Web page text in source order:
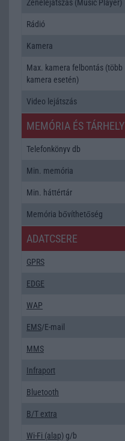
Zenelejátszás (Music Player)
Rádió
Kamera
Max. kamera felbontás (több
kamera esetén)
Video lejátszás
MEMÓRIA ÉS TÁRHELY
Telefonkönyv db
Min. memória
Min. háttértár
Memória bővíthetőség
ADATCSERE
GPRS
EDGE
WAP
EMS/E-mail
MMS
Infraport
Bluetooth
B/T extra
Wi-Fi (alap) g/b